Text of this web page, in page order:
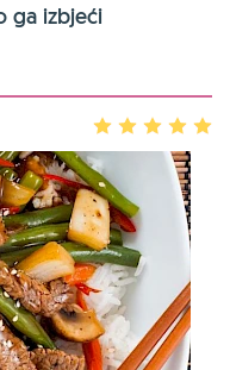
ga izbjeći
2 3 4